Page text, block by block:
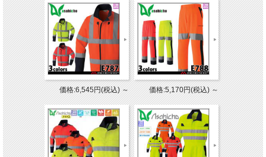
価格:6,545円(税込)～ 価格:5,170円(税込)～